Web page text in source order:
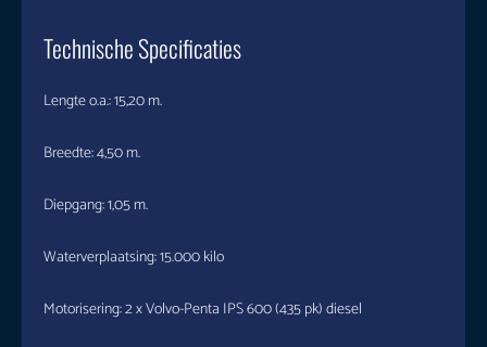
Technische Specificaties
Lengte o.a.: 15,20 m.
Breedte: 4,50 m.
Diepgang: 1,05 m.
Waterverplaatsing: 15.000 kilo
Motorisering: 2 x Volvo-Penta IPS 600 (435 pk) diesel